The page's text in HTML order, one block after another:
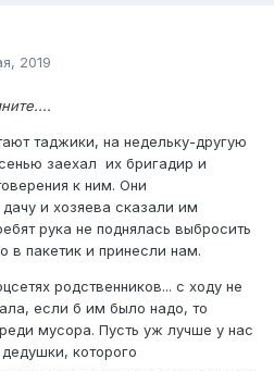
2019
таджики, на недельку-другую
заехал их бригадир и
к ним. Они
и хозяева сказали им
рука не поднялась выбросить
в пакетик и принесли нам.
родственников... с ходу не
если б им было надо, то
мусора. Пусть уж лучше у нас
которого